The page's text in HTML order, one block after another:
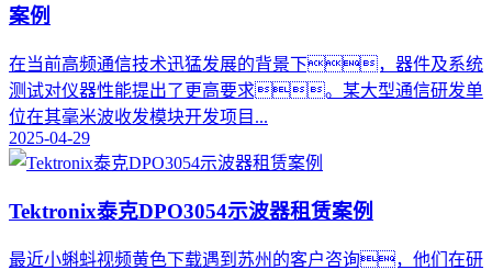
案例
在当前高频通信技术迅猛发展的背景下，器件及系统
测试对仪器性能提出了更高要求。某大型通信研发单
位在其毫米波收发模块开发项目...
2025-04-29
Tektronix泰克DPO3054示波器租赁案例
最近小蝌蚪视频黄色下载遇到苏州的客户咨询，他们在研